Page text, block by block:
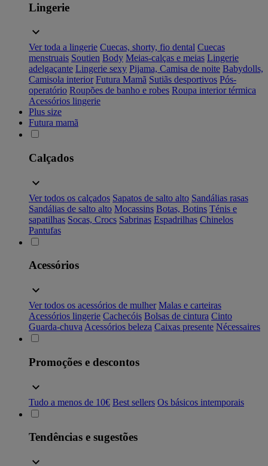
Lingerie
Ver toda a lingerie Cuecas, shorty, fio dental Cuecas
menstruais Soutien Body Meias-calças e meias Lingerie
adelgaçante Lingerie sexy Pijama, Camisa de noite Babydolls,
Camisola interior Futura Mamã Sutiãs desportivos Pós-
operatório Roupões de banho e robes Roupa interior térmica
Acessórios lingerie
Plus size
Futura mamã
Calçados
Ver todos os calçados Sapatos de salto alto Sandálias rasas
Sandálias de salto alto Mocassins Botas, Botins Ténis e
sapatilhas Socas, Crocs Sabrinas Espadrilhas Chinelos
Pantufas
Acessórios
Ver todos os acessórios de mulher Malas e carteiras
Acessórios lingerie Cachecóis Bolsas de cintura Cinto
Guarda-chuva Acessórios beleza Caixas presente Nécessaires
Promoções e descontos
Tudo a menos de 10€ Best sellers Os básicos intemporais
Tendências e sugestões